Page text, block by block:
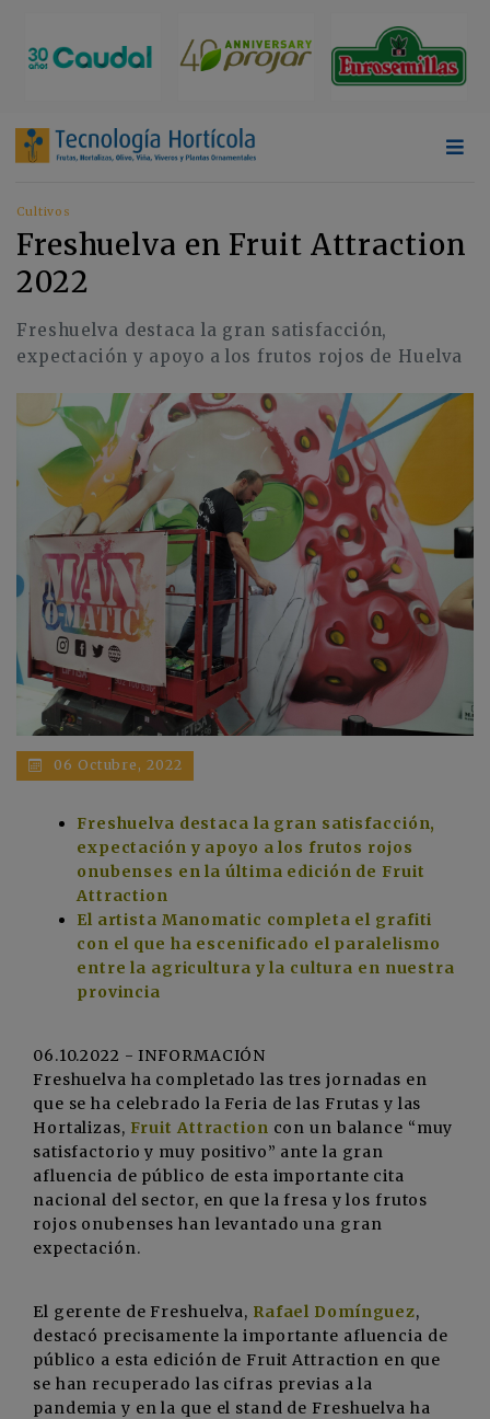
Cultivos
Freshuelva en Fruit Attraction
2022
Freshuelva destaca la gran satisfacción,
expectación y apoyo a los frutos rojos de Huelva
06 Octubre, 2022
Freshuelva destaca la gran satisfacción,
expectación y apoyo a los frutos rojos
onubenses en la última edición de Fruit
Attraction
El artista Manomatic completa el grafiti
con el que ha escenificado el paralelismo
entre la agricultura y la cultura en nuestra
provincia
06.10.2022 - INFORMACIÓN
Freshuelva ha completado las tres jornadas en
que se ha celebrado la Feria de las Frutas y las
Hortalizas, Fruit Attraction con un balance “muy
satisfactorio y muy positivo” ante la gran
afluencia de público de esta importante cita
nacional del sector, en que la fresa y los frutos
rojos onubenses han levantado una gran
expectación.
El gerente de Freshuelva, Rafael Domínguez,
destacó precisamente la importante afluencia de
público a esta edición de Fruit Attraction en que
se han recuperado las cifras previas a la
pandemia y en la que el stand de Freshuelva ha